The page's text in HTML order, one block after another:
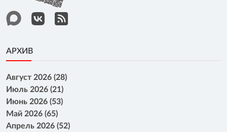
АРХИВ
Август 2026 (28)
Июль 2026 (21)
Июнь 2026 (53)
Май 2026 (65)
Апрель 2026 (52)